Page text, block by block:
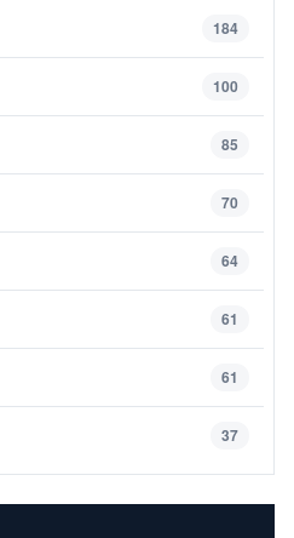
184
100
85
70
64
61
61
37